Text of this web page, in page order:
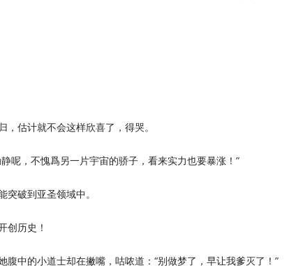
估计就不会这样欣喜了，得哭。
呢，不愧爲另一片宇宙的骄子，看来实力也要暴涨！”
破到亚圣领域中。
创历史！
中的小道士却在撇嘴，咕哝道：“别做梦了，早让我爹灭了！”